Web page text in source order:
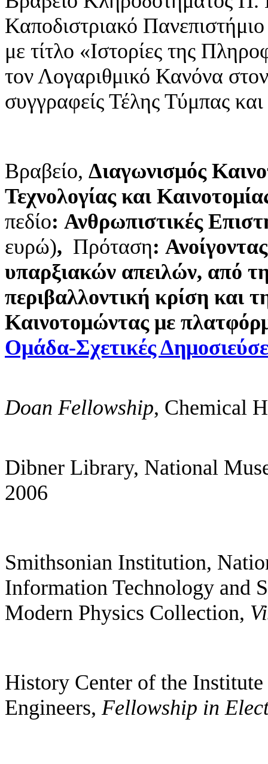
Καποδιστριακό
με τίτλο «Ιστορίες της
τον Λογαριθμικό Κανόνα
συγγραφείς Τέλης Τύμπας
Βραβείο, Διαγωνισμός
Τεχνολογίας και
πεδίο: Ανθρωπιστικές
ευρώ), Πρόταση:
υπαρξιακών απειλών, από
περιβαλλοντική κρίση και
Καινοτομώντας με
Ομάδα-Σχετικές
Doan Fellowship, Chemical
Dibner Library, National
2006
Smithsonian Institution,
Information Technology and
Modern Physics Collection,
History Center of the
Engineers, Fellowship in